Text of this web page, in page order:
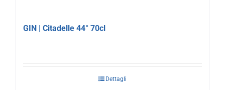
GIN | Citadelle 44° 70cl
Dettagli